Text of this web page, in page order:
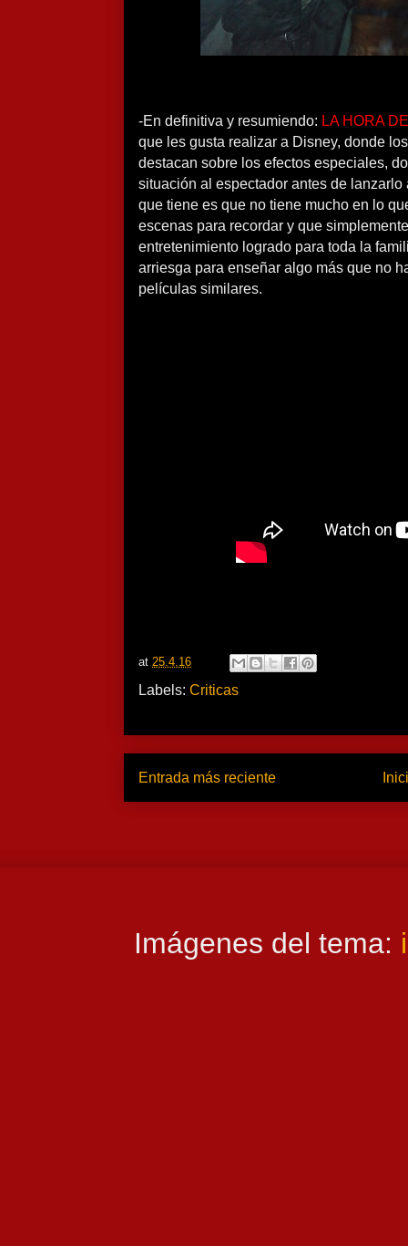
-En definitiva y resumiendo: LA HORA
que les gusta realizar a Disney, donde
destacan sobre los efectos especiales,
situación al espectador antes de
que tiene es que no tiene mucho en lo
escenas para recordar y que
entretenimiento logrado para toda la
arriesga para enseñar algo más que no
películas similares.
at 25.4.16
Labels: Criticas
Entrada más reciente
Imágenes del tema: